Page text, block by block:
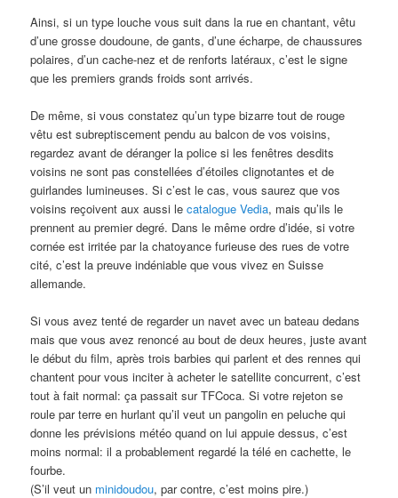
Ainsi, si un type louche vous suit dans la rue en chantant, vêtu
d’une grosse doudoune, de gants, d’une écharpe, de chaussures
polaires, d’un cache-nez et de renforts latéraux, c’est le signe
que les premiers grands froids sont arrivés.
De même, si vous constatez qu’un type bizarre tout de rouge
vêtu est subreptiscement pendu au balcon de vos voisins,
regardez avant de déranger la police si les fenêtres desdits
voisins ne sont pas constellées d’étoiles clignotantes et de
guirlandes lumineuses. Si c’est le cas, vous saurez que vos
voisins reçoivent aux aussi lecatalogue Vedia, mais qu’ils le
prennent au premier degré. Dans le même ordre d’idée, si votre
cornée est irritée par la chatoyance furieuse des rues de votre
cité, c’est la preuve indéniable que vous vivez en Suisse
allemande.
Si vous avez tenté de regarder un navet avec un bateau dedans
mais que vous avez renoncé au bout de deux heures, juste avant
le début du film, après trois barbies qui parlent et des rennes qui
chantent pour vous inciter à acheter le satellite concurrent, c’est
tout à fait normal: ça passait sur TFCoca. Si votre rejeton se
roule par terre en hurlant qu’il veut un pangolin en peluche qui
donne les prévisions météo quand on lui appuie dessus, c’est
moins normal: il a probablement regardé la télé en cachette, le
fourbe.
(S’il veut un minidoudou, par contre, c’est moins pire.)